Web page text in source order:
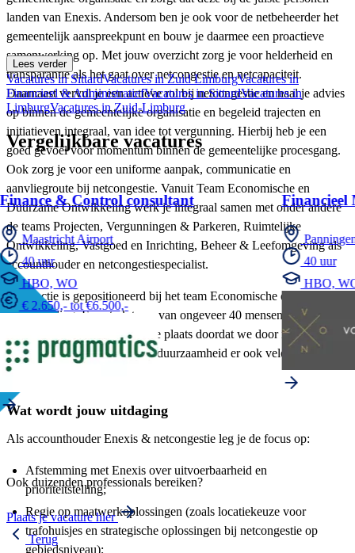
landen van Enexis. Andersom ben je ook voor de netbeheerder het
gemeentelijk aanspreekpunt en bouw je daarmee een proactieve
samenwerking op. Met jouw overzicht zorg je voor helderheid en
transparantie als het gaat over netcongestie en netcapaciteit.
Daarnaast vervul je een actieve rol bij netcongestie en haal je advies
op binnen de gemeentelijke organisatie en begeleid trajecten en
initiatieven integraal, van idee tot vergunning. Hierbij heb je een
goed gevoel voor momentum binnen de gemeentelijke procesgang.
Ook zorg je voor een uniforme aanpak, communicatie en
aanvliegroute bij netcongestie. Vanuit Team Economische en
Duurzame Ontwikkeling werk je integraal samen met onder andere
de teams Projecten, Vergunningen & Parkeren, Ruimtelijke
Ontwikkeling, Vastgoed en Inrichting, Beheer & Leefomgeving als
accounthouder en netcongestiespecialist.
De functie is gepositioneerd bij het team Economische en Duurzame
Ontwikkeling. Een sterk team van ongeveer 40 mensen, en een team
in beweging. Niet op de laatste plaats doordat we door nieuwe
uitdagingen binnen het thema duurzaamheid er ook vele nieuwe
collega’s bij hebben gekregen.
Wat wordt jouw uitdaging
Als accounthouder Enexis & netcongestie leg je de focus op:
Afstemming met Enexis over uitvoerbaarheid en
prioriteitstelling;
Regie op maatwerkoplossingen (zoals locatiekeuze voor
trafohuisjes en strategische oplossingen bij netcongestie op
gebiedsniveau);
Lees verder
Vacatures in SittardVacatures in Zuid LimburgVacatures in
Financieel & AdministratiefVacatures in SittardVacatures in
LimburgVacatures in Zuid-Limburg
Vergelijkbare vacatures
Finance & Control consultant
Maastricht Airport
40 uur
HBO, WO
€ 2.650,- tot €6.500,-
Financieel
40 uur
HBO,
Ook duizenden professionals bereiken?
Plaats je vacature hier
Terug